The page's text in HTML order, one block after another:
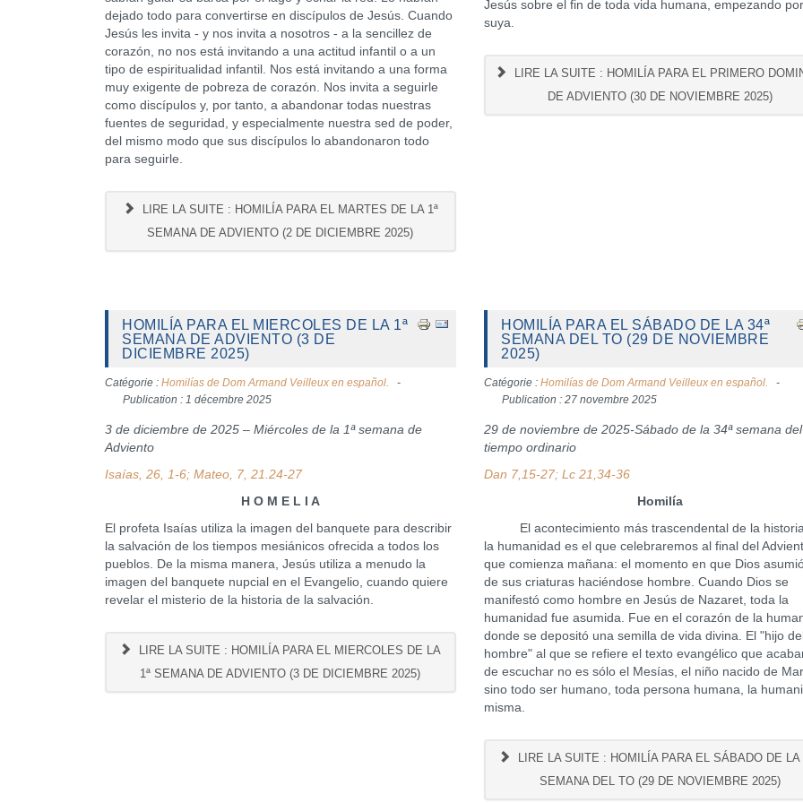
dejado todo para convertirse en discípulos de Jesús. Cuando
Jesús les invita - y nos invita a nosotros - a la sencillez de
corazón, no nos está invitando a una actitud infantil o a un
tipo de espiritualidad infantil. Nos está invitando a una forma
muy exigente de pobreza de corazón. Nos invita a seguirle
como discípulos y, por tanto, a abandonar todas nuestras
fuentes de seguridad, y especialmente nuestra sed de poder,
del mismo modo que sus discípulos lo abandonaron todo
para seguirle.
LIRE LA SUITE : HOMILÍA PARA EL MARTES DE LA 1ª
SEMANA DE ADVIENTO (2 DE DICIEMBRE 2025)
Jesús sobre el fin de toda vida humana, empezando
suya.
LIRE LA SUITE : HOMILÍA PARA EL PRIMERO
DE ADVIENTO (30 DE NOVIEMBRE 2025)
HOMILÍA PARA EL MIERCOLES DE LA 1ª
SEMANA DE ADVIENTO (3 DE
DICIEMBRE 2025)
Catégorie : Homilías de Dom Armand Veilleux en español.
Publication : 1 décembre 2025
3 de diciembre de 2025 – Miércoles de la 1ª semana de
Adviento
Isaías, 26, 1-6; Mateo, 7, 21.24-27
H O M E L I A
El profeta Isaías utiliza la imagen del banquete para describir
la salvación de los tiempos mesiánicos ofrecida a todos los
pueblos. De la misma manera, Jesús utiliza a menudo la
imagen del banquete nupcial en el Evangelio, cuando quiere
revelar el misterio de la historia de la salvación.
LIRE LA SUITE : HOMILÍA PARA EL MIERCOLES DE LA
1ª SEMANA DE ADVIENTO (3 DE DICIEMBRE 2025)
HOMILÍA PARA EL SÁBADO DE LA 34ª
SEMANA DEL TO (29 DE NOVIEMBRE
2025)
Catégorie :Homilías de Dom Armand Veilleux en español.
Publication : 27 novembre 2025
29 de noviembre de 2025-Sábado de la 34ª semana del
tiempo ordinario
Dan 7,15-27; Lc 21,34-36
Homilía
El acontecimiento más trascendental de la
la humanidad es el que celebraremos al final del
que comienza mañana: el momento en que Dios
de sus criaturas haciéndose hombre. Cuando Dios se
manifestó como hombre en Jesús de Nazaret, toda la
humanidad fue asumida. Fue en el corazón de la
donde se depositó una semilla de vida divina. El "hijo del
hombre" al que se refiere el texto evangélico que
de escuchar no es sólo el Mesías, el niño nacido de
sino todo ser humano, toda persona humana, la
misma.
LIRE LA SUITE : HOMILÍA PARA EL SÁBADO DE LA
SEMANA DEL TO (29 DE NOVIEMBRE 2025)